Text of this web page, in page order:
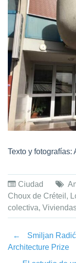
Texto y fotografías:
Ciudad
Choux de Créteil ,
colectiva,
Post
←
Smiljan
Architecture Prize